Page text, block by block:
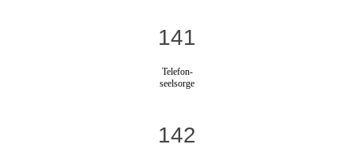
141
Telefon-
seelsorge
142